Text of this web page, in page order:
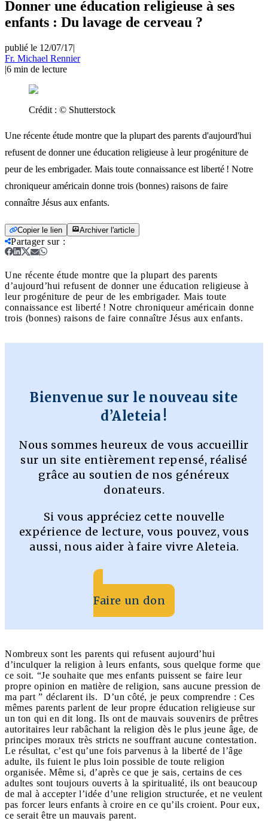
Donner une éducation religieuse à ses
enfants : Du lavage de cerveau ?
publié le 12/07/17|
Fr. Michael Rennier
|6 min de lecture
Crédit : © Shutterstock
Une récente étude montre que la plupart des parents d'aujourd'hui
refusent de donner une éducation religieuse à leur progéniture de
peur de les embrigader. Mais toute connaissance est liberté ! Notre
chroniqueur américain donne trois (bonnes) raisons de faire
connaître Jésus aux enfants.
Copier le lien Archiver l'article
Partager sur:
Une récente étude montre que la plupart des parents
d’aujourd’hui refusent de donner une éducation religieuse à
leur progéniture de peur de les embrigader. Mais toute
connaissance est liberté ! Notre chroniqueur américain donne
trois (bonnes) raisons de faire connaître Jésus aux enfants.
Bienvenue sur le nouveau site
d’Aleteia !
Nous sommes heureux de vous accueillir
sur un site entièrement repensé, réalisé
grâce au soutien de nos généreux
donateurs.
Si vous appréciez cette nouvelle
expérience de lecture, vous pouvez, vous
aussi, nous aider à faire vivre Aleteia.
Faire un don
Nombreux sont les parents qui refusent aujourd’hui
d’inculquer la religion à leurs enfants, sous quelque forme que
ce soit. “Je souhaite que mes enfants puissent se faire leur
propre opinion en matière de religion, sans aucune pression de
ma part ” déclarent ils. D’un côté, je peux comprendre : Ces
mêmes parents parlent de leur propre éducation religieuse sur
un ton qui en dit long. Ils ont de mauvais souvenirs de prêtres
autoritaires leur rabâchant la religion dès le plus jeune âge, de
principes moraux très stricts ne souffrant aucune contestation.
Le résultat, c’est qu’une fois parvenus à la liberté de l’âge
adulte, ils fuient le plus loin possible de toute religion
organisée. Même si, d’après ce que je sais, certains de ces
adultes sont toujours ouverts à la spiritualité, ils ont beaucoup
de mal à accepter l’idée d’une religion structurée, et ne veulent
pas forcer leurs enfants à croire en ce qu’ils croient. Pour eux,
ce serait être un mauvais parent.